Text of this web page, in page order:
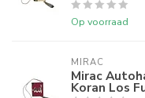
Op voorraad
MIRAC
Mirac
Koran Los